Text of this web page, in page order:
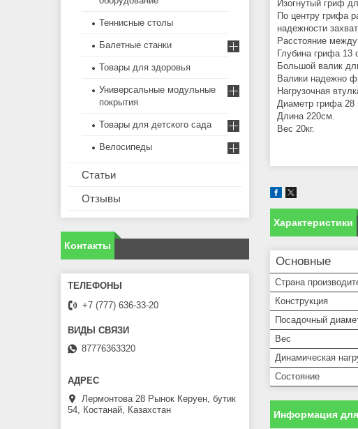
Изогнутый гриф
По центру грифа
надежности
Расстояние
Глубина грифа
Большой валик
Валики надежно
Нагрузочная
Диаметр грифа
Длина 220см.
Вес 20кг.
Характеристики
Основные
Страна
Конструкция
Посадочный
Вес
Динамическая
Состояние
Информация для
Теннисные столы
Балетные станки
Товары для здоровья
Универсальные модульные
покрытия
Товары для детского сада
Велосипеды
Статьи
Отзывы
Контакты
+7 (777) 636-33-20
87776363320
Лермонтова 28 Рынок Керуен, бутик
54, Костанай, Казахстан